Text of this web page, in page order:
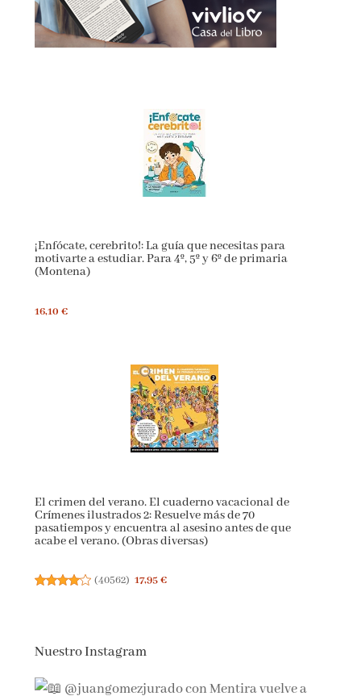
¡Enfócate, cerebrito!: La guía que necesitas para
motivarte a estudiar. Para 4º, 5º y 6º de primaria
(Montena)
16,10 €
El crimen del verano. El cuaderno vacacional de
Crímenes ilustrados 2: Resuelve más de 70
pasatiempos y encuentra al asesino antes de que
acabe el verano. (Obras diversas)
(40562) 17,95 €
Nuestro Instagram